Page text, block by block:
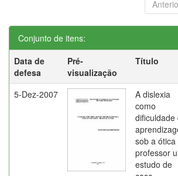
Conjunto de itens:
Data de
defesa
Pré-
visualização
Título
5-Dez-2007
A dislexia
como
dificuldade
sob a ótica
professor
estudo de